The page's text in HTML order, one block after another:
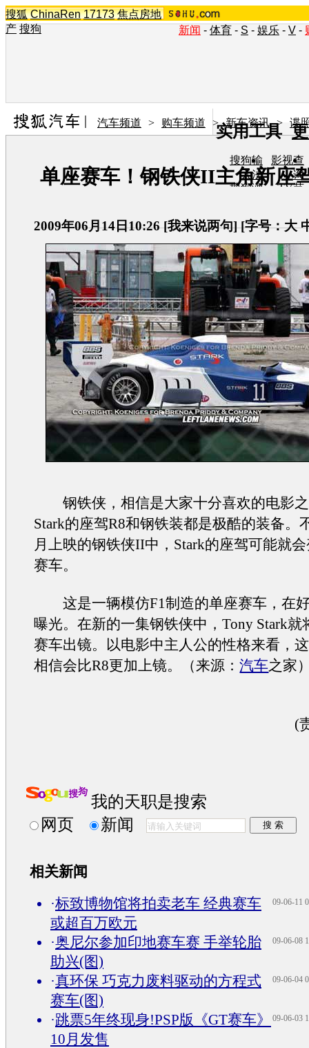
搜狐 ChinaRen 17173 焦点房地
产 搜狗 新闻 - 体育 - S - 娱乐 - V -
实用工具
搜狗输
入法
影视查
询
搜狗浏
TV节
乐盒
汽车频道 > 购车频道 > 新车资讯 > 谍
单座赛车！钢铁侠II主角新座
2009年06月14日10:26 [我来说两句] [字号：大
钢铁侠，相信是大家十分喜欢的电影之
Stark的座驾R8和钢铁装都是极酷的装备。
月上映的钢铁侠II中，Stark的座驾可能就
赛车。
这是一辆模仿F1制造的单座赛车，在
曝光。在新的一集钢铁侠中，Tony Stark就
赛车出镜。以电影中主人公的性格来看，
相信会比R8更加上镜。（来源：汽车之家
(
我的天职是搜索
网页
新闻
相关新闻
09-06-11
·标致博物馆将拍卖老车 经典赛车
或超百万欧元
09-06-08
·奥尼尔参加印地赛车赛 手举轮胎
助兴(图)
09-06-04
·真环保 巧克力废料驱动的方程式
赛车(图)
09-06-03
·跳票5年终现身!PSP版《GT赛车》
10月发售